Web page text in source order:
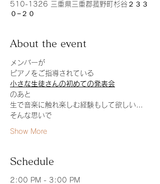
510-1326 三重県三重郡菰野町杉谷２３３
０−２０
About the event
メンバーが
ピアノをご指導されている
小さな生徒さんの初めての発表会
のあと
生で音楽に触れ楽しむ経験もして欲しい…
そんな思いで
Show More
Schedule
2:00 PM - 3:00 PM